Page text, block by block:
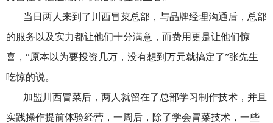
当日两人来到了川西冒菜总部，与品牌经理沟通后，总部
的服务以及实力都让他们十分满意，而费用更是让他们惊
喜，“原本以为要投资几万，没有想到万元就搞定了”张先生
吃惊的说。
加盟川西冒菜后，两人就留在了总部学习制作技术，并且
实践操作提前体验经营，一周后，除了学会冒菜技术，一些